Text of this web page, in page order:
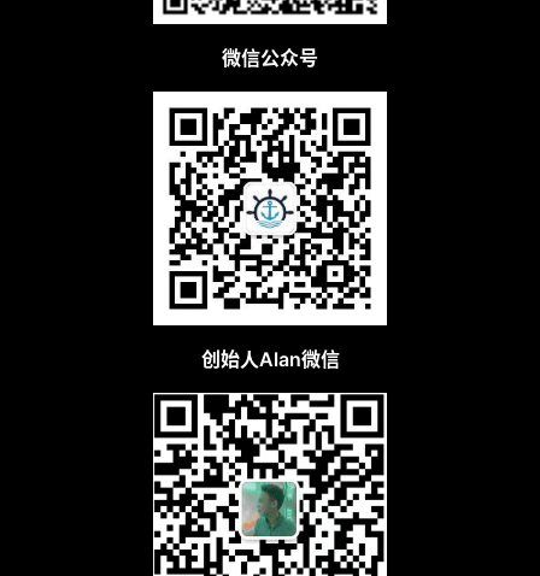
微信公众号
创始人Alan微信